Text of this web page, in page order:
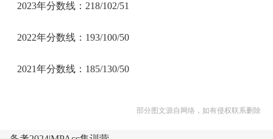
2023年分数线：218/102/51
2022年分数线：193/100/50
2021年分数线：185/130/50
部分图文源自网络，如有侵权联系删除